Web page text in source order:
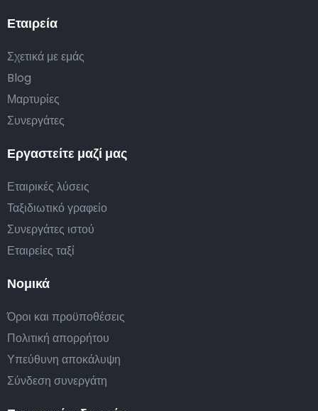
Εταιρεία
Σχετικά με εμάς
Blog
Μαρτυρίες
Συνεργάτες
Εργαστείτε μαζί μας
Εταιρικές λύσεις
Ταξιδιωτικό γραφείο
Συνεργάτες ιστού
Εταιρείες ταξί
Νομικά
Όροι και προϋποθέσεις
Πολιτική απορρήτου
Υπεύθυνη αποκάλυψη
Σύνδεση συνεργάτη